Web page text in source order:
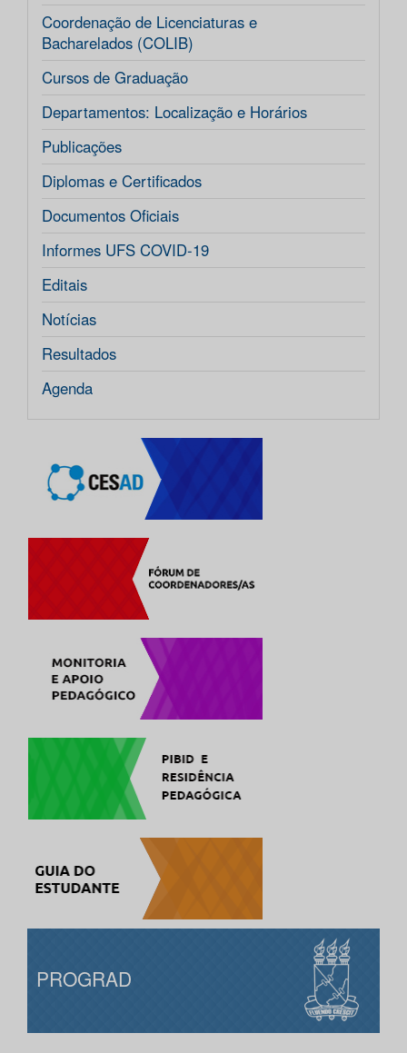
Coordenação de Licenciaturas e
Bacharelados (COLIB)
Cursos de Graduação
Departamentos: Localização e Horários
Publicações
Diplomas e Certificados
Documentos Oficiais
Informes UFS COVID-19
Editais
Notícias
Resultados
Agenda
PROGRAD